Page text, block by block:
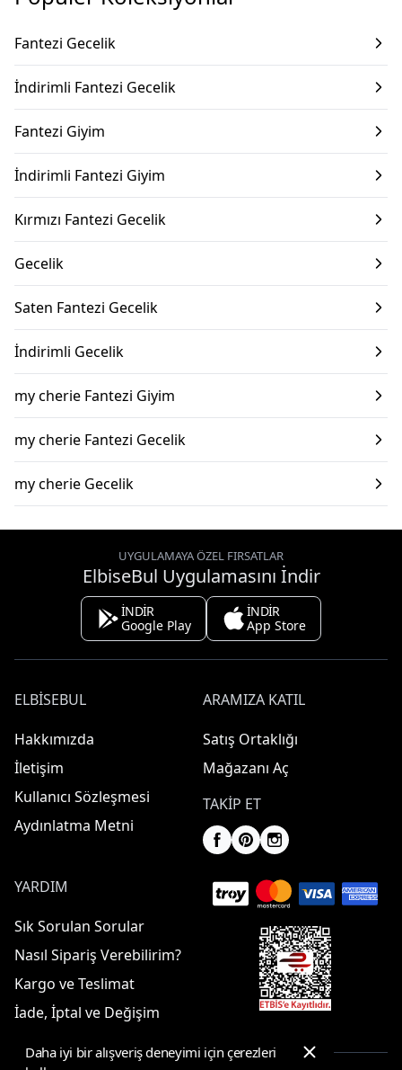
Fantezi Gecelik
İndirimli Fantezi Gecelik
Fantezi Giyim
İndirimli Fantezi Giyim
Kırmızı Fantezi Gecelik
Gecelik
Saten Fantezi Gecelik
İndirimli Gecelik
my cherie Fantezi Giyim
my cherie Fantezi Gecelik
my cherie Gecelik
UYGULAMAYA ÖZEL FIRSATLAR
ElbiseBul Uygulamasını İndir
İNDİR
Google Play
İNDİR
App Store
ELBISEBUL
Hakkımızda
İletişim
Kullanıcı Sözleşmesi
Aydınlatma Metni
ARAMIZA KATIL
Satış Ortaklığı
Mağazanı Aç
TAKIP ET
YARDIM
Sık Sorulan Sorular
Nasıl Sipariş Verebilirim?
Kargo ve Teslimat
İade, İptal ve Değişim
Daha iyi bir alışveriş deneyimi için çerezleri